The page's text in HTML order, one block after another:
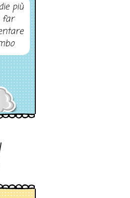
più
far